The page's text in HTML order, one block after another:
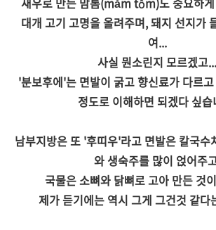
대개 고기 고명을 올려주며, 돼지 선지가
여...
사실 뭔소린지 모르겠고...
'분보후에'는 면발이 굵고 향신료가 다르
정도로 이해하면 되겠다 싶습
남부지방은 또 '후띠우'라고 면발은 칼국수
와 생숙주를 많이 얹어주
국물은 소뼈와 닭뼈로 고아 만든 것
제가 듣기에는 역시 그게 그건것 같다